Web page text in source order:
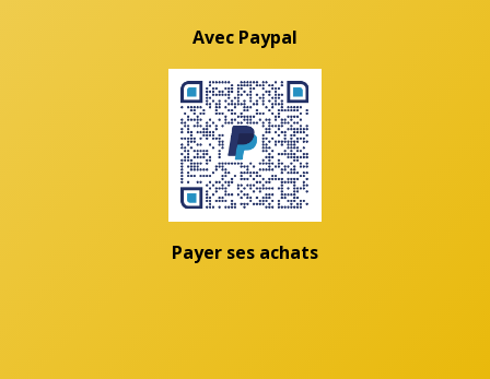
Avec Paypal
Payer ses achats